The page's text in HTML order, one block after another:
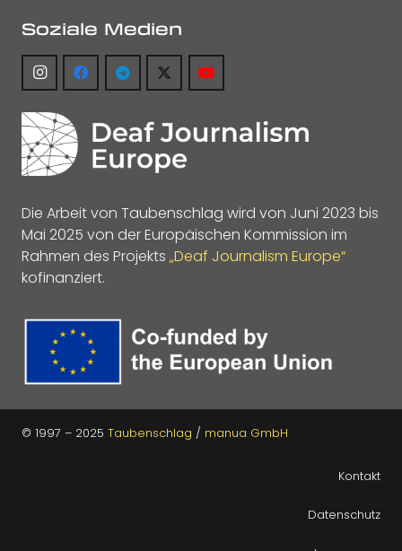
Soziale Medien
Die Arbeit von Taubenschlag wird von Juni 2023 bis
Mai 2025 von der Europäischen Kommission im
Rahmen des Projekts „Deaf Journalism Europe“
kofinanziert.
© 1997 – 2025 Taubenschlag / manua GmbH
Kontakt
Datenschutz